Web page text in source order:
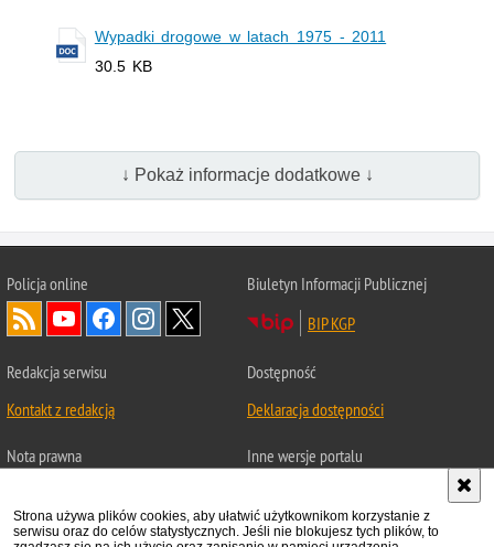
Strona używa plików cookies, aby ułatwić użytkownikom korzystanie z
serwisu oraz do celów statystycznych. Jeśli nie blokujesz tych plików, to
Wypadki drogowe w latach 1975 - 2011
30.5 KB
↓ Pokaż informacje dodatkowe ↓
Policjaonline
Biuletyn Informacji Publicznej
BIP KGP
Redakcja serwisu
Kontakt z redakcją
Dostępność
Deklaracja dostępności
Nota prawna
z serwisu Statystyka.
Zapoznaj się z zasadami
Inne wersje portalu
About Polish Police